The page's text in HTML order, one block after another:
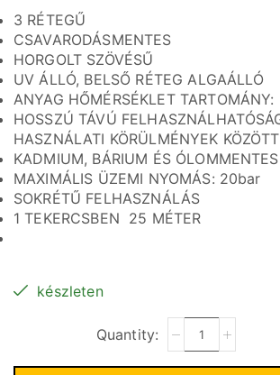
3 RÉTEGŰ
CSAVARODÁSMENTES
HORGOLT SZÖVÉSŰ
UV ÁLLÓ, BELSŐ RÉTEG ALGAÁLLÓ
ANYAG HŐMÉRSÉKLET
HOSSZÚ TÁVÚ
HASZNÁLATI KÖRÜLMÉNYEK KÖZÖTT
KADMIUM, BÁRIUM ÉS ÓLOMMENTES
MAXIMÁLIS ÜZEMI NYOMÁS: 20bar
SOKRÉTŰ FELHASZNÁLÁS
1 TEKERCSBEN 25 MÉTER
készleten